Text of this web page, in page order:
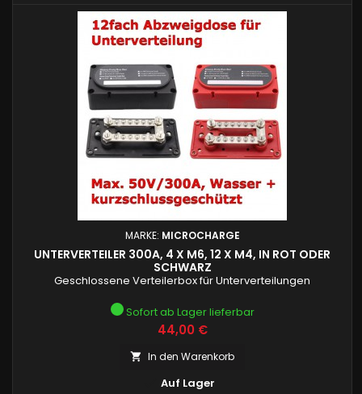
MARKE: MICROCHARGE
UNTERVERTEILER 300A, 4 X M6, 12 X M4, IN ROT ODER
SCHWARZ
Geschlossene Verteilerbox für Unterverteilungen
Sofort ab Lager lieferbar
Preis
44,00 €
 In den Warenkorb
Auf Lager